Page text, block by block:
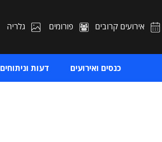
אירועים קרובים פורומים גלריה
כנסים ואירועים דעות וניתוחים